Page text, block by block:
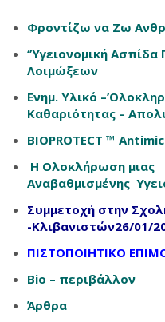
Φροντίζω να Ζω
‘’Υγειονομική
Λοιμώξεων
Ενημ. Υλικό
Καθαριότητας –
BIOPROTECT ™
Η Ολοκλήρωση μιας
Αναβαθμισμένης
Συμμετοχή στην
-Κλιβανιστών26/01/
ΠΙΣΤΟΠΟΙΗΤΙΚΟ
Bio – περιβάλλον
Άρθρα